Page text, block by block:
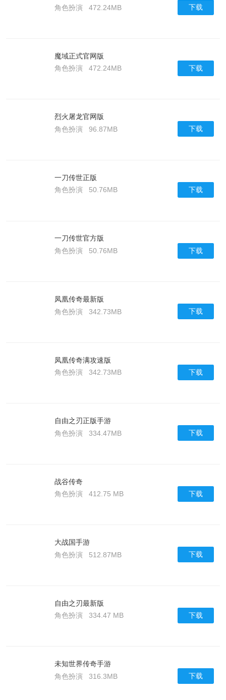
角色扮演
472.24MB 下载
魔域正式官网版
角色扮演
472.24MB 下载
烈火屠龙官网版
角色扮演
96.87MB 下载
一刀传世正版
角色扮演
50.76MB 下载
一刀传世官方版
角色扮演
50.76MB 下载
凤凰传奇最新版
角色扮演
342.73MB 下载
凤凰传奇满攻速版
角色扮演
342.73MB 下载
自由之刃正版手游
角色扮演
334.47MB 下载
战谷传奇
角色扮演
412.75 MB 下载
大战国手游
角色扮演
512.87MB 下载
自由之刃最新版
角色扮演
334.47 MB 下载
未知世界传奇手游
角色扮演
316.3MB 下载